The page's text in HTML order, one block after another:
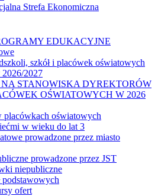
Strefa Ekonomiczna
EDUKACYJNE
szkół i placówek oświatowych
2027
STANOWISKA DYREKTORÓW
OŚWIATOWYCH W 2026
placówkach oświatowych
w wieku do lat 3
prowadzone przez miasto
prowadzone przez JST
niepubliczne
podstawowych
ofert